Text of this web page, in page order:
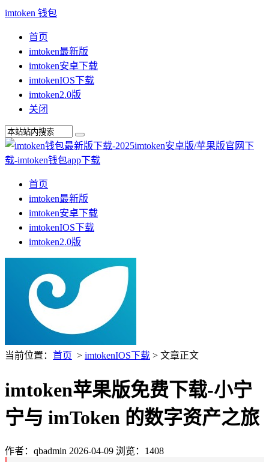
imtoken 钱包
首页
imtoken最新版
imtoken安卓下载
imtokenIOS下载
imtoken2.0版
关闭
首页
imtoken最新版
imtoken安卓下载
imtokenIOS下载
imtoken2.0版
当前位置： 首页 > imtokenIOS下载 > 文章正文
imtoken苹果版免费下载-小宁
宁与 imToken 的数字资产之旅
作者：qbadmin 2026-04-09 浏览：1408